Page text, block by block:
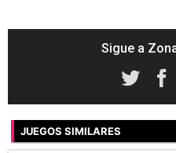
Sigue a
JUEGOS SIMILARES